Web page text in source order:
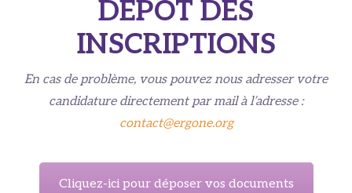
DÉPÔT DES
INSCRIPTIONS
En cas de problème, vous pouvez nous adresser votre
candidature directement par mail à l’adresse :
contact@ergone.org
Cliquez-ici pour déposer vos documents